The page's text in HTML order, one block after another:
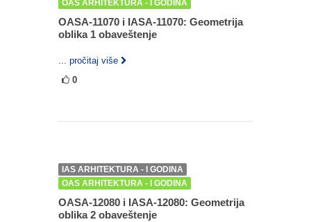
OAS ARHITEKTURA - I GODINA
OASA-11070 i IASA-11070: Geometrija
oblika 1 obaveštenje
... pročitaj više
0
IAS ARHITEKTURA - I GODINA
OAS ARHITEKTURA - I GODINA
OASA-12080 i IASA-12080: Geometrija
oblika 2 obaveštenje